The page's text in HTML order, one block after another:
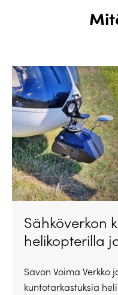
Sähköverkon
helikopterilla
Savon Voima Verkko
kuntotarkastuksia